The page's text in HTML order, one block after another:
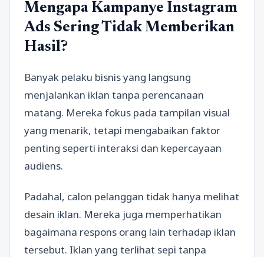
Mengapa Kampanye Instagram
Ads Sering Tidak Memberikan
Hasil?
Banyak pelaku bisnis yang langsung
menjalankan iklan tanpa perencanaan
matang. Mereka fokus pada tampilan visual
yang menarik, tetapi mengabaikan faktor
penting seperti interaksi dan kepercayaan
audiens.
Padahal, calon pelanggan tidak hanya melihat
desain iklan. Mereka juga memperhatikan
bagaimana respons orang lain terhadap iklan
tersebut. Iklan yang terlihat sepi tanpa